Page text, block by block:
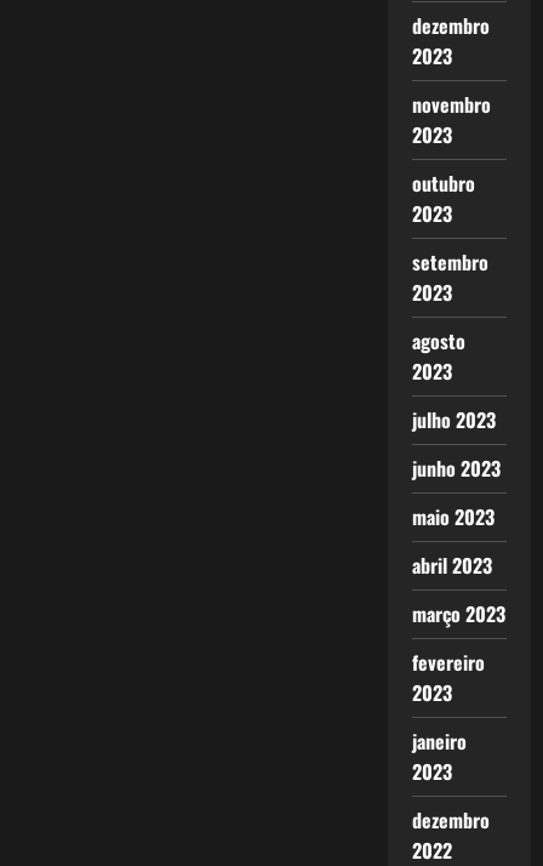
dezembro
2023
novembro
2023
outubro
2023
setembro
2023
agosto
2023
julho 2023
junho 2023
maio 2023
abril 2023
março 2023
fevereiro
2023
janeiro
2023
dezembro
2022